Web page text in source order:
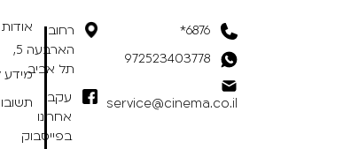
6876*
972523403778
service@cinema.co.il
רחוב
הארבעה 5,
תל אביב
עקבו
אחרינו
בפייסבוק